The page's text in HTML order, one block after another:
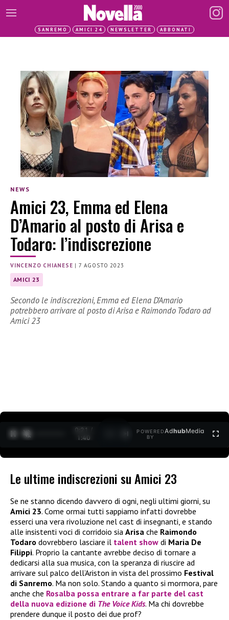
SANREMO AMICI 24 NEWSLETTER ABBONATI
NEWS
Amici 23, Emma ed Elena
D’Amario al posto di Arisa e
Todaro: l’indiscrezione
VINCENZO CHIANESE |7 AGOSTO 2023
AMICI 23
Secondo le indiscrezioni, Emma ed Elena D’Amario
potrebbero arrivare al posto di Arisa e Raimondo Todaro ad
Amici 23
0:22 /
1:40
POWERED
BY
AdhubMedia
Le ultime indiscrezioni su Amici 23
Se ne stanno dicendo davvero di ogni, negli ultimi giorni, su
Amici 23. Come ormai tutti sappiamo infatti dovrebbe
esserci una vera rivoluzione nel cast di insegnanti, e stando
alle insistenti voci di corridoio sia Arisa che Raimondo
Todaro dovrebbero lasciare il talent show di Maria De
Filippi. Proprio la cantante avrebbe deciso di tornare a
dedicarsi alla sua musica, con la speranza di riuscire ad
arrivare sul palco dell’Ariston in vista del prossimo Festival
di Sanremo. Ma non solo. Stando a quanto si mormora, pare
anche che Rosalba possa entrare a far parte del cast
della nuova edizione di The Voice Kids. Ma chi dovrebbe
prendere dunque il posto dei due prof?